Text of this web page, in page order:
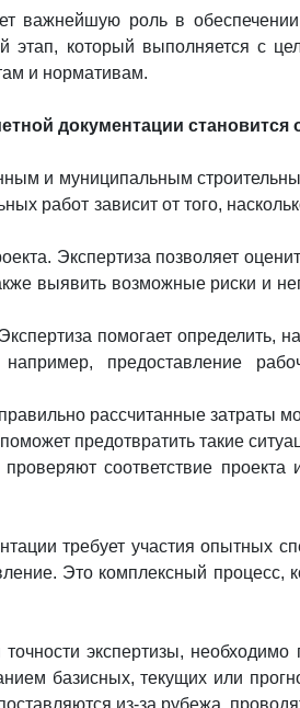
важнейшую роль в
этап, который выполняется с
и нормативам.
документации
и муниципальным
работ зависит от того,
Экспертиза позволяет
выявить возможные риски и
помогает определить,
предоставление
рассчитанные затраты
предотвратить такие
соответствие
требует участия опытных
Это комплексный процесс,
экспертизы,
базисных, текущих или